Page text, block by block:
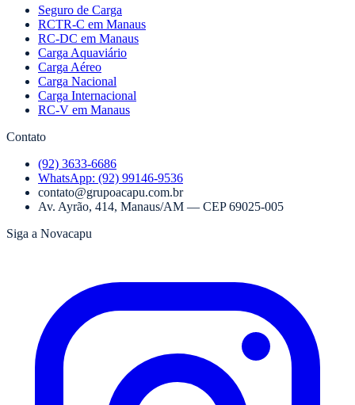
Seguro de Carga
RCTR-C em Manaus
RC-DC em Manaus
Carga Aquaviário
Carga Aéreo
Carga Nacional
Carga Internacional
RC-V em Manaus
Contato
(92) 3633-6686
WhatsApp: (92) 99146-9536
contato@grupoacapu.com.br
Av. Ayrão, 414, Manaus/AM — CEP69025-005
Siga a Novacapu